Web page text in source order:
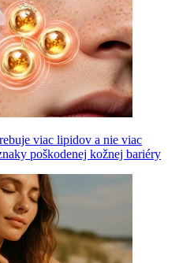
viac lipidov a nie viac
poškodenej kožnej bariéry